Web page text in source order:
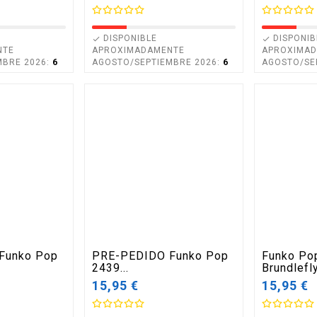
¡EN OFERTA!
Precio
189,99 €Precio
199,99 €
AGOTADO!
¡EN OFERTA!
Precio
Disponibles:
2026: 6
 DISPONIBLE
APROXIMADAMENTE
AGOSTO/SEPTIEMBRE 2026: 6

AGOSTO/
Pop
PRE-PEDIDO Funko Pop
2439...
15,95 €
Funko
15,95 €